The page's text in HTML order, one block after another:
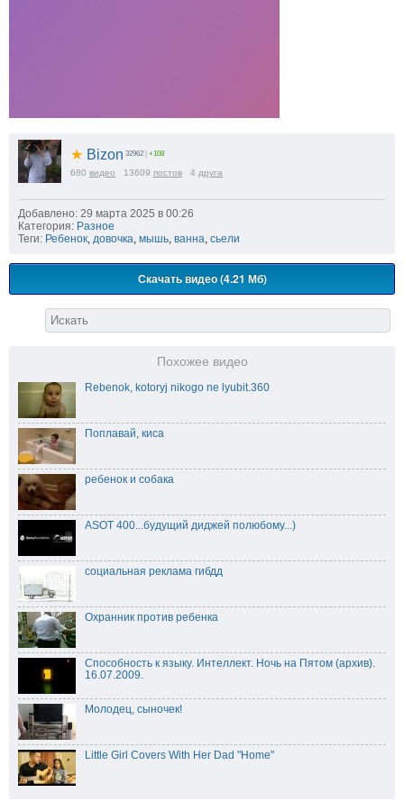
★ Bizon 32962 | +108
680 видео 13609 постов 4 друга
Добавлено: 29 марта 2025 в 00:26
Категория: Разное
Теги: Ребенок довочка мышь ванна сьели
Скачать видео (4.21 Мб)
Похожее видео
Rebenok, kotoryj nikogo ne lyubit.360
Поплавай, киса
ребенок и собака
ASOT 400...будущий диджей полюбому...)
социальная реклама гибдд
Охранник против ребенка
Способность к языку. Интеллект. Ночь на Пятом (архив).
16.07.2009.
Молодец, сыночек!
Little Girl Covers With Her Dad "Home"